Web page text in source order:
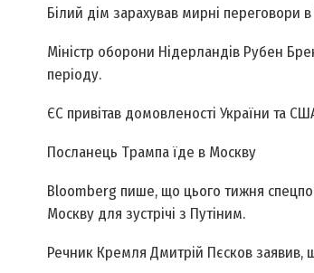
Білий дім зарахував мирні переговори
Міністр оборони Нідерландів Рубен
періоду.
ЄС привітав домовленості України та
Посланець Трампа їде в Москву
Bloomberg пише, що цього тижня
Москву для зустрічі з Путіним.
Речник Кремля Дмитрій Пєсков